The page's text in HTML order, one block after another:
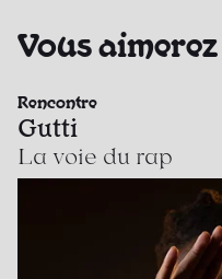
Vous
Rencontre
Gutti
La voie du rap